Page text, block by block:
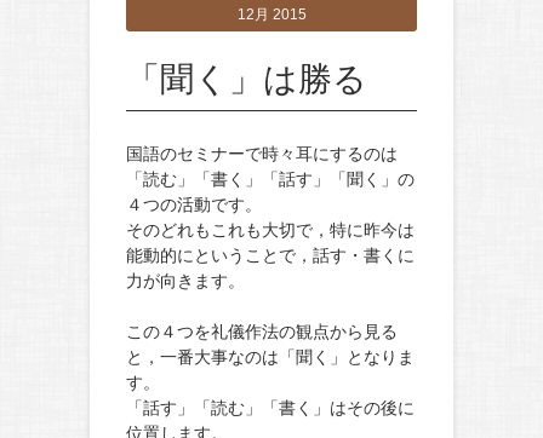
12月 2015
「聞く」は勝る
国語のセミナーで時々耳にするのは
「読む」「書く」「話す」「聞く」の
４つの活動です。
そのどれもこれも大切で，特に昨今は
能動的にということで，話す・書くに
力が向きます。
この４つを礼儀作法の観点から見る
と，一番大事なのは「聞く」となりま
す。
「話す」「読む」「書く」はその後に
位置します。